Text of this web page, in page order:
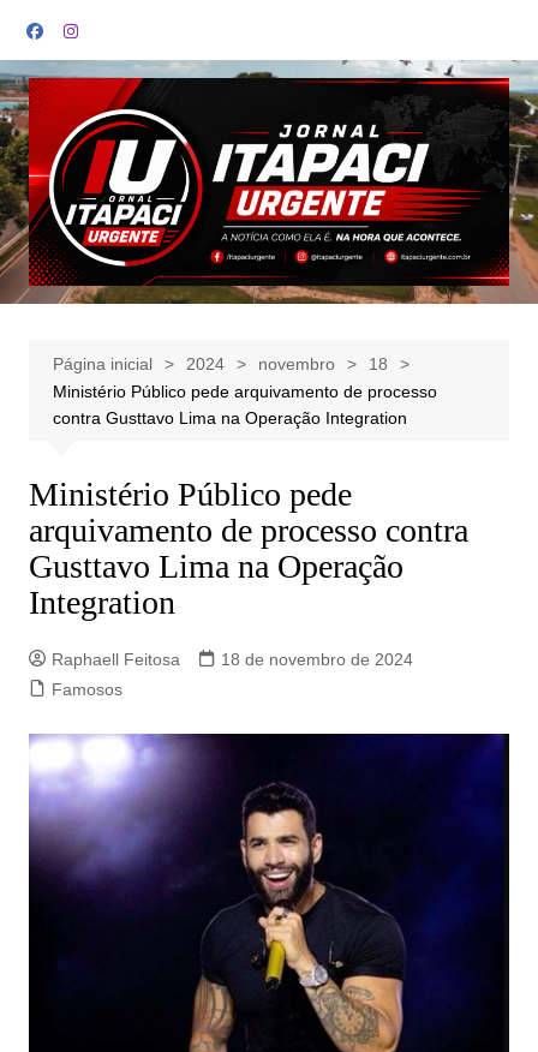
para
o
conteúdo
Página inicial 2024 novembro
18
Ministério Público pede arquivamento de processo
contra Gusttavo Lima na Operação Integration
Ministério Público pede
arquivamento de processo contra
Gusttavo Lima na Operação
Integration
Raphaell Feitosa
18 de novembro de 2024
Famosos